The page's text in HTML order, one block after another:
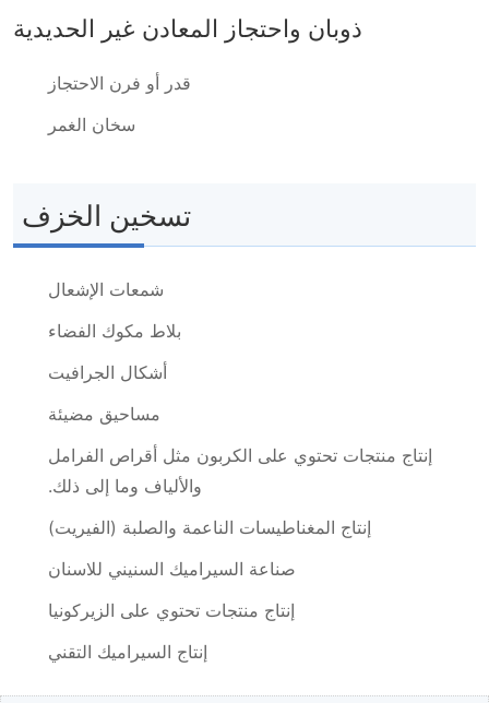
ذوبان واحتجاز المعادن غير الحديدية
قدر أو فرن الاحتجاز
سخان الغمر
تسخين الخزف
شمعات الإشعال
بلاط مكوك الفضاء
أشكال الجرافيت
مساحيق مضيئة
إنتاج منتجات تحتوي على الكربون مثل أقراص الفرامل
والألياف وما إلى ذلك.
إنتاج المغناطيسات الناعمة والصلبة (الفيريت)
صناعة السيراميك السنيني للاسنان
إنتاج منتجات تحتوي على الزيركونيا
إنتاج السيراميك التقني